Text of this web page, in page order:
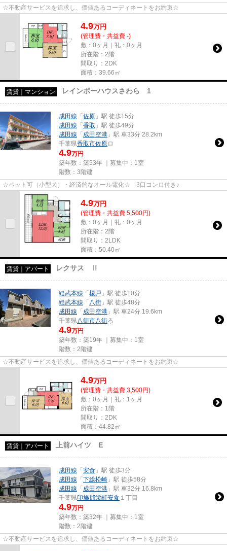
☆不動産サービスを追求し、価値あるコーディネートをお約束☆
4.9万円
(管理費・共益費 -)
敷：0ヶ月｜礼：0ヶ月
所在階：2階
間取り：2DK
面積：39.66㎡
賃貸｜マンション レインボーハウスさわら 1
成田線 「佐原 」駅 徒歩15分
成田線 「香取 」駅 徒歩49分
成田線 「成田空港 」駅 車33分 28.2km
千葉県香取市佐原ロ
4.9万円
築年数：築53年 ｜募集中： 1室
階数：3階建
☆ペット可（小型犬）・経済的なオール電化☆ 3口コンロ付き♪
4.9万円
(管理費・共益費 5,500円)
敷：0ヶ月｜礼：0ヶ月
所在階：2階
間取り：2LDK
面積：50.40㎡
賃貸｜アパート レクサス Ⅱ
総武本線 「榎戸 」駅 徒歩10分
総武本線 「 八街 」駅 徒歩48分
成田線 「成田空港 」駅 車24分 19.6km
千葉県 八街市八街ろ
4.9万円
築年数：築19年 ｜募集中： 1室
階数：2階建
☆不動産サービスを追求し、価値あるコーディネートをお約束☆
4.9万円
(管理費・共益費 3,500円)
敷：0ヶ月｜礼：1ヶ月
所在階：1階
間取り：2DK
面積：44.82㎡
賃貸｜アパート 上前ハイツ E
成田線 「安食 」駅 徒歩3分
成田線 「下総松崎 」駅 徒歩58分
成田線 「成田空港 」駅 車32分 16.8km
千葉県印旛郡栄町安食 １丁目
4.9万円
築年数：築32年 ｜募集中： 1室
階数：2階建
☆不動産サービスを追求し、価値あるコーディネートをお約束☆